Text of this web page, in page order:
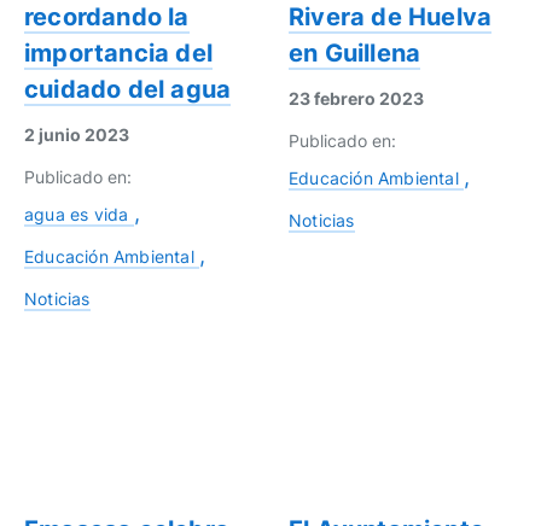
recordando la
importancia del
cuidado del agua
2 junio 2023
Publicado en:
agua es vida
Educación Ambiental
Noticias
Rivera de Huelva
en Guillena
23 febrero 2023
Publicado en:
Educación Ambiental
Noticias